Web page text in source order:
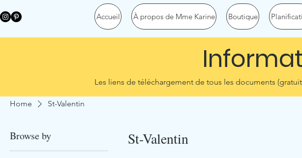
Accueil À propos de Mme Karine Boutique
Les liens de téléchargement de tous les documents
Home St-Valentin
Browse by St-Valentin